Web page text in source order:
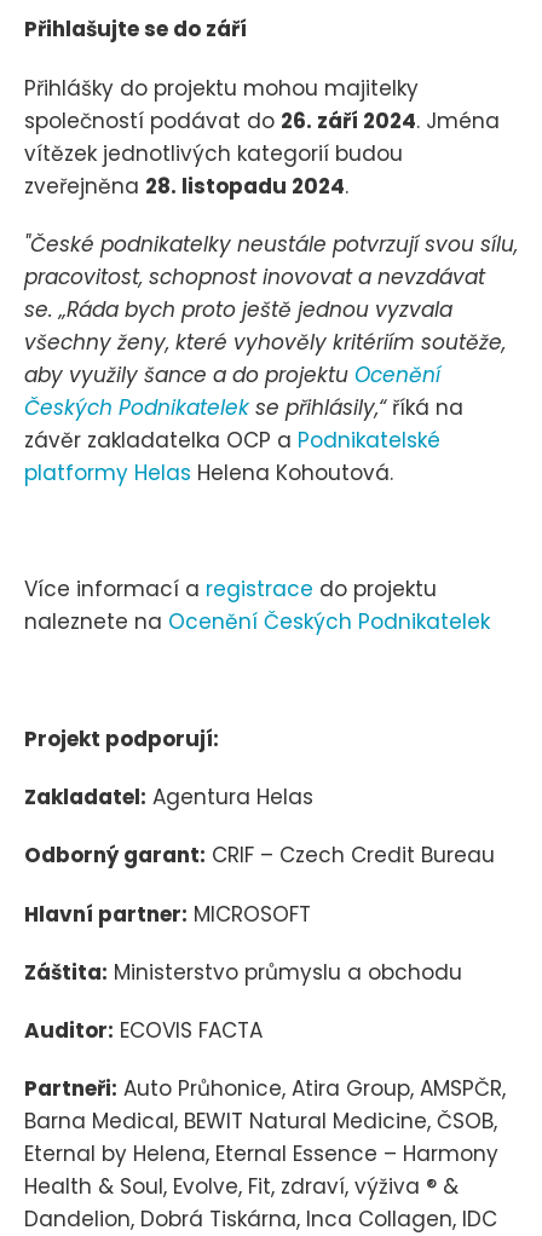
Přihlašujte se do září
Přihlášky do projektu mohou majitelky
společností podávat do 26. září 2024. Jména
vítězek jednotlivých kategorií budou
zveřejněna 28. listopadu 2024.
"České podnikatelky neustále potvrzují svou sílu,
pracovitost, schopnost inovovat a nevzdávat
se. „Ráda bych proto ještě jednou vyzvala
všechny ženy, které vyhověly kritériím soutěže,
aby využily šance a do projektu Ocenění
Českých Podnikatelek se přihlásily,“říká na
závěr zakladatelka OCP a Podnikatelské
platformy Helas Helena Kohoutová.
Více informací a registrace do projektu
naleznete na Ocenění Českých Podnikatelek
Projekt podporují:
Zakladatel: Agentura Helas
Odborný garant: CRIF – Czech Credit Bureau
Hlavní partner: MICROSOFT
Záštita: Ministerstvo průmyslu a obchodu
Auditor: ECOVIS FACTA
Partneři: Auto Průhonice, Atira Group, AMSPČR,
Barna Medical, BEWIT Natural Medicine, ČSOB,
Eternal by Helena, Eternal Essence – Harmony
Health & Soul, Evolve, Fit, zdraví, výživa ® &
Dandelion, Dobrá Tiskárna, Inca Collagen, IDC